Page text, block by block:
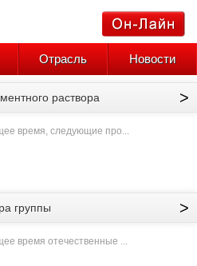
Отрасль Новости
>
раствора
время, следующие про...
>
группы
время отечественные ...